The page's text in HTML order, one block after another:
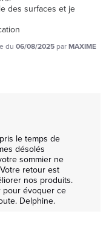
des surfaces et je
du 06/08/2025 parMAXIME
le temps de
désolés
sommier ne
retour est
nos produits.
pour évoquer ce
Delphine.